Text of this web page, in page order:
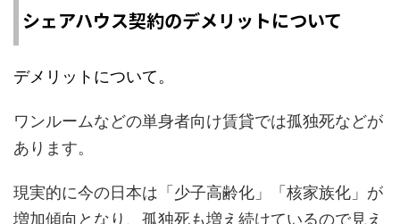
シェアハウス契約のデメリットについて
デメリットについて。
ワンルームなどの単身者向け賃貸では孤独死などが
あります。
現実的に今の日本は「少子高齢化」「核家族化」が
増加傾向となり、孤独死も増え続けているので見え